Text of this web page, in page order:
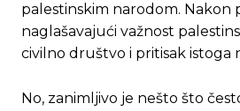
Ovim putem
Ovim putem
palestinskim narodom. Nakon
naglašavajući važnost
civilno društvo i pritisak istoga
No, zanimljivo je nešto što